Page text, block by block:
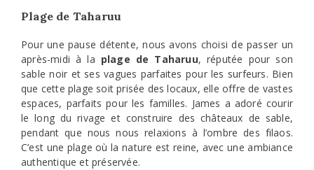
Plage de Taharuu
Pour une pause détente, nous avons choisi de passer un
après-midi à la plage de Taharuu, réputée pour son
sable noir et ses vagues parfaites pour les surfeurs. Bien
que cette plage soit prisée des locaux, elle offre de vastes
espaces, parfaits pour les familles. James a adoré courir
le long du rivage et construire des châteaux de sable,
pendant que nous nous relaxions à l’ombre des filaos.
C’est une plage où la nature est reine, avec une ambiance
authentique et préservée.